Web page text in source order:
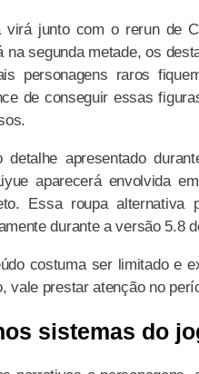
virá junto com o rerun de
na segunda metade, os
personagens raros
de conseguir essas
detalhe apresentado
aparecerá envolvida
Essa roupa alternativa
durante a versão 5.8
costuma ser limitado e
vale prestar atenção no
sistemas do